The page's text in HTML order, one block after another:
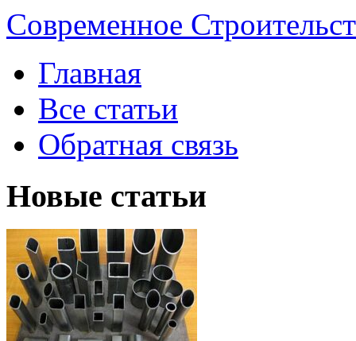
Современное
Главная
Все статьи
Обратная связь
Новые статьи